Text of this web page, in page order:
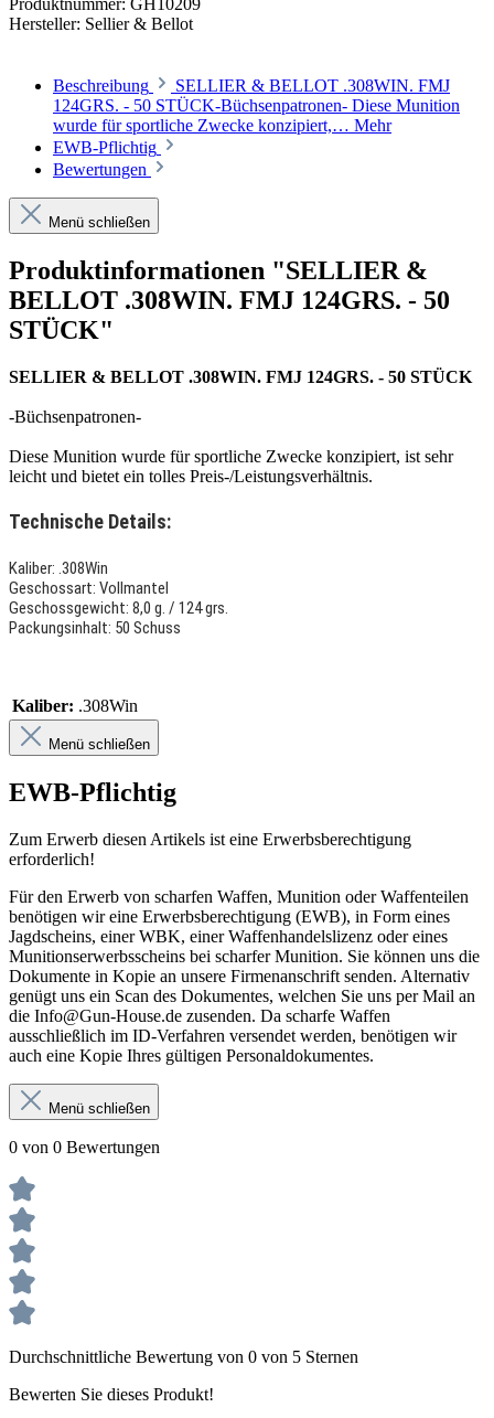
Produktnummer: GH10209
Hersteller: Sellier & Bellot
Beschreibung
SELLIER & BELLOT .308WIN. FMJ
124GRS. - 50 STÜCK-Büchsenpatronen- Diese Munition
wurde für sportliche Zwecke konzipiert,… Mehr
EWB-Pflichtig
Bewertungen
Menü schließen
Produktinformationen "SELLIER &
BELLOT .308WIN. FMJ 124GRS. - 50
STÜCK"
SELLIER & BELLOT .308WIN. FMJ 124GRS. - 50 STÜCK
-Büchsenpatronen-
Diese Munition wurde für sportliche Zwecke konzipiert, ist sehr
leicht und bietet ein tolles Preis-/Leistungsverhältnis.
Technische Details:
Kaliber: .308Win
Geschossart: Vollmantel
Geschossgewicht: 8,0 g. / 124 grs.
Packungsinhalt: 50 Schuss
Kaliber: .308Win
Menü schließen
EWB-Pflichtig
Zum Erwerb diesen Artikels ist eine Erwerbsberechtigung
erforderlich!
Für den Erwerb von scharfen Waffen, Munition oder Waffenteilen
benötigen wir eine Erwerbsberechtigung (EWB), in Form eines
Jagdscheins, einer WBK, einer Waffenhandelslizenz oder eines
Munitionserwerbsscheins bei scharfer Munition. Sie können uns die
Dokumente in Kopie an unsere Firmenanschrift senden. Alternativ
genügt uns ein Scan des Dokumentes, welchen Sie uns per Mail an
die Info@Gun-House.de zusenden. Da scharfe Waffen
ausschließlich im ID-Verfahren versendet werden, benötigen wir
auch eine Kopie Ihres gültigen Personaldokumentes.
Menü schließen
0 von 0 Bewertungen
Durchschnittliche Bewertung von 0 von 5 Sternen
Bewerten Sie dieses Produkt!